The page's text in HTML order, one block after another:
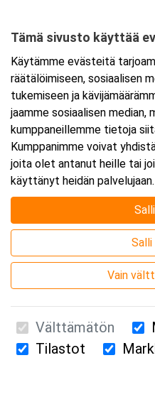
Tarkempi kartta ja ajo-
Suomen Ensiapukoulutus
Tämä sivusto käyttää
Käytämme evästeitä
räätälöimiseen, sosiaalisen
tukemiseen ja
jaamme sosiaalisen median,
kumppaneillemme tietoja
Kumppanimme voivat
joita olet antanut heille tai
käyttänyt heidän palvelujaan.
Salli
Vain
Välttämätön
Tilastot